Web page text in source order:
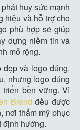
huy sức mạnh
hiệu và hỗ trợ cho
phù hợp sẽ giúp
dựng niềm tin và
mở rộng.
và logo đúng.
nhưng logo đúng
bền vững. Vì
Brand đều được
nơi thẩm mỹ phục
định hướng.